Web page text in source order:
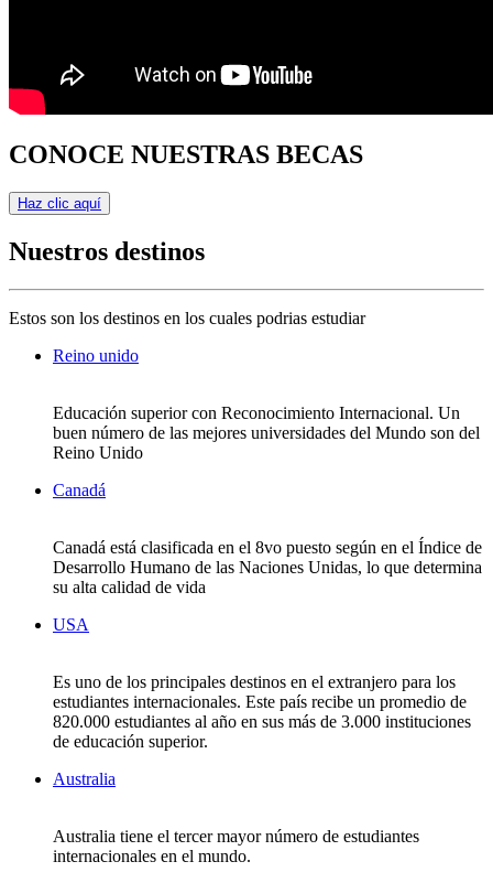
CONOCE NUESTRAS BECAS
Haz clic aquí
Nuestros destinos
Estos son los destinos en los cuales podrias estudiar
Reino unido
Educación superior con Reconocimiento Internacional. Un
buen número de las mejores universidades del Mundo son del
Reino Unido
Canadá
Canadá está clasificada en el 8vo puesto según en el Índice de
Desarrollo Humano de las Naciones Unidas, lo que determina
su alta calidad de vida
USA
Es uno de los principales destinos en el extranjero para los
estudiantes internacionales. Este país recibe un promedio de
820.000 estudiantes al año en sus más de 3.000 instituciones
de educación superior.
Australia
Australia tiene el tercer mayor número de estudiantes
internacionales en el mundo.